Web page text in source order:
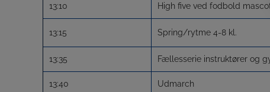
13:10 High five ved fodbold
13:15 Spring/rytme 4-8 kl.
13:35 Fællesserie instruktører og
13:40 Udmarch